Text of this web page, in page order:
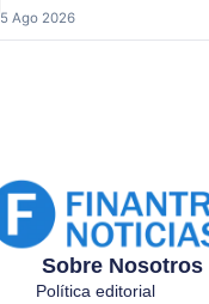
5 Ago 2026
Sobre Nosotros
Política editorial